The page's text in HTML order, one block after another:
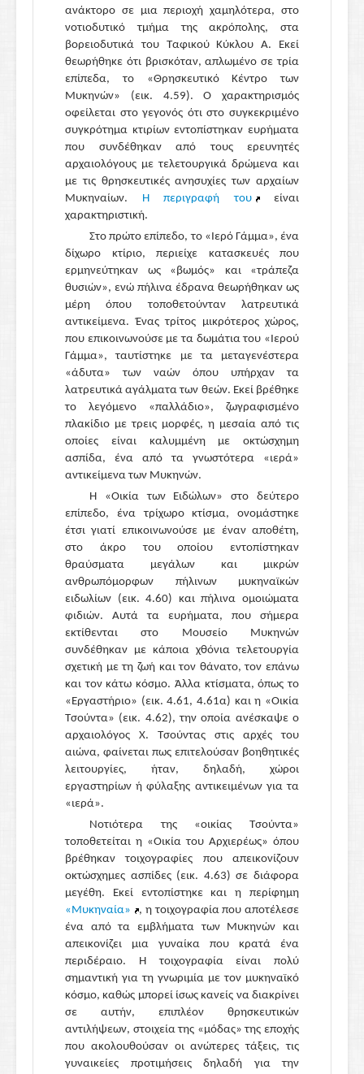
ανάκτορο σε μια περιοχή χαμηλότερα, στο
νοτιοδυτικό τμήμα της ακρόπολης, στα
βορειοδυτικά του Ταφικού Κύκλου Α. Εκεί
θεωρήθηκε ότι βρισκόταν, απλωμένο σε τρία
επίπεδα, το «Θρησκευτικό Κέντρο των
Μυκηνών» (εικ. 4.59). Ο χαρακτηρισμός
οφείλεται στο γεγονός ότι στο συγκεκριμένο
συγκρότημα κτιρίων εντοπίστηκαν ευρήματα
που συνδέθηκαν από τους ερευνητές
αρχαιολόγους με τελετουργικά δρώμενα και
με τις θρησκευτικές ανησυχίες των αρχαίων
Μυκηναίων. Η περιγραφή του
είναι
χαρακτηριστική.
Στο πρώτο επίπεδο, το «Ιερό Γάμμα», ένα
δίχωρο κτίριο, περιείχε κατασκευές που
ερμηνεύτηκαν ως «βωμός» και «τράπεζα
θυσιών», ενώ πήλινα έδρανα θεωρήθηκαν ως
μέρη όπου τοποθετούνταν λατρευτικά
αντικείμενα. Ένας τρίτος μικρότερος χώρος,
που επικοινωνούσε με τα δωμάτια του «Ιερού
Γάμμα», ταυτίστηκε με τα μεταγενέστερα
«άδυτα» των ναών όπου υπήρχαν τα
λατρευτικά αγάλματα των θεών. Εκεί βρέθηκε
το λεγόμενο «παλλάδιο», ζωγραφισμένο
πλακίδιο με τρεις μορφές, η μεσαία από τις
οποίες είναι καλυμμένη με οκτώσχημη
ασπίδα, ένα από τα γνωστότερα «ιερά»
αντικείμενα των Μυκηνών.
Η «Οικία των Ειδώλων» στο δεύτερο
επίπεδο, ένα τρίχωρο κτίσμα, ονομάστηκε
έτσι γιατί επικοινωνούσε με έναν αποθέτη,
στο άκρο του οποίου εντοπίστηκαν
θραύσματα μεγάλων και μικρών
ανθρωπόμορφων πήλινων μυκηναϊκών
ειδωλίων (εικ. 4.60) και πήλινα ομοιώματα
φιδιών. Αυτά τα ευρήματα, που σήμερα
εκτίθενται στο Μουσείο Μυκηνών
συνδέθηκαν με κάποια χθόνια τελετουργία
σχετική με τη ζωή και τον θάνατο, τον επάνω
και τον κάτω κόσμο. Άλλα κτίσματα, όπως το
«Εργαστήριο» (εικ. 4.61, 4.61α) και η «Οικία
Τσούντα» (εικ. 4.62), την οποία ανέσκαψε ο
αρχαιολόγος Χ. Τσούντας στις αρχές του
αιώνα, φαίνεται πως επιτελούσαν βοηθητικές
λειτουργίες, ήταν, δηλαδή, χώροι
εργαστηρίων ή φύλαξης αντικειμένων για τα
«ιερά».
Νοτιότερα της «οικίας Τσούντα»
τοποθετείται η «Οικία του Αρχιερέως» όπου
βρέθηκαν τοιχογραφίες που απεικονίζουν
οκτώσχημες ασπίδες (εικ. 4.63) σε διάφορα
μεγέθη. Εκεί εντοπίστηκε και η περίφημη
«Μυκηναία»
, η τοιχογραφία που αποτέλεσε
ένα από τα εμβλήματα των Μυκηνών και
απεικονίζει μια γυναίκα που κρατά ένα
περιδέραιο. Η τοιχογραφία είναι πολύ
σημαντική για τη γνωριμία με τον μυκηναϊκό
κόσμο, καθώς μπορεί ίσως κανείς να διακρίνει
σε αυτήν, επιπλέον θρησκευτικών
αντιλήψεων, στοιχεία της «μόδας» της εποχής
που ακολουθούσαν οι ανώτερες τάξεις, τις
γυναικείες προτιμήσεις δηλαδή για την